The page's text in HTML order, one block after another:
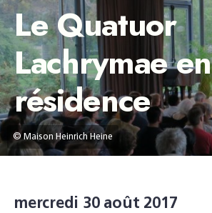
© Maison Heinrich Heine
Le Quatuor
Lachrymae en
résidence
mercredi 30 août 2017